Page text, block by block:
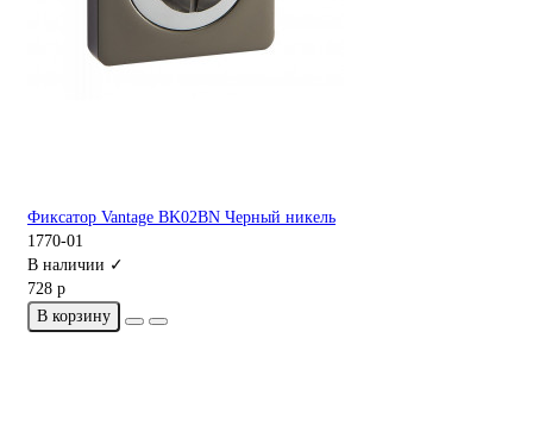
Фиксатор Vantage BK02BN Черный никель
1770-01
В наличии ✓
728 р
В корзину